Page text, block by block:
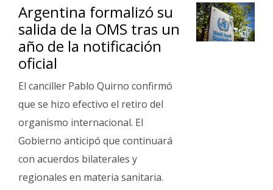
Argentina formalizó su
salida de la OMS tras un
año de la notificación
oficial
El canciller Pablo Quirno confirmó
que se hizo efectivo el retiro del
organismo internacional. El
Gobierno anticipó que continuará
con acuerdos bilaterales y
regionales en materia sanitaria.